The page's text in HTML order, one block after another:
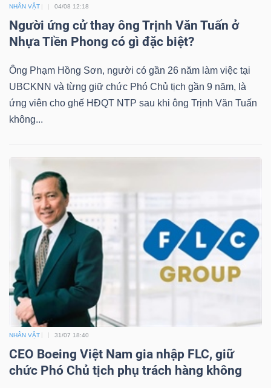
NHÂN VẬT 04/08 12:18
Người ứng cử thay ông Trịnh Văn Tuấn ở
Nhựa Tiền Phong có gì đặc biệt?
Ông Phạm Hồng Sơn, người có gần 26 năm làm việc tại
UBCKNN và từng giữ chức Phó Chủ tịch gần 9 năm, là
ứng viên cho ghế HĐQT NTP sau khi ông Trịnh Văn Tuấn
không...
NHÂN VẬT 31/07 18:40
CEO Boeing Việt Nam gia nhập FLC, giữ
chức Phó Chủ tịch phụ trách hàng không
vụ
(-)
Sách
tài
chính
cụ
đầu